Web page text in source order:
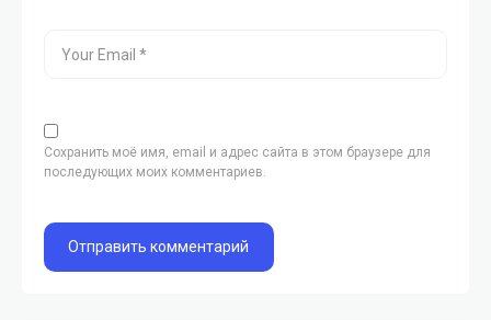
Сохранить моё имя, email и адрес сайта в этом браузере для
последующих моих комментариев.